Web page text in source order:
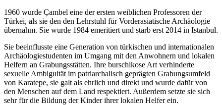
1960 wurde Çambel eine der ersten weiblichen Professoren der
Türkei, als sie den den Lehrstuhl für Vorderasiatische Archäologie
übernahm. Sie wurde 1984 emeritiert und starb erst 2014 in Istanbul.
Sie beeinflusste eine Generation von türkischen und internationalen
Archäologiestudenten im Umgang mit den Anwohnern und lokalen
Helfern an Grabungsstätten. Ihre burschikose Art verhinderte
sexuelle Ambiguität im patriarchalisch geprägten Grabungsumfeld
von Karatepe, sie galt als ehrlich und direkt und wurde dafür von
den Menschen auf dem Land respektiert. Außerdem setzte sie sich
sehr für die Bildung der Kinder ihrer lokalen Helfer ein.